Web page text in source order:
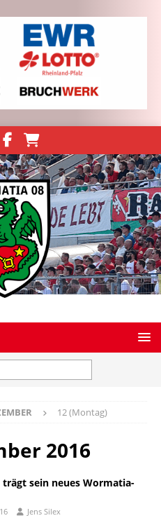
12 (Montag)
2016
trägt sein neues Wormatia-
Jens Silex